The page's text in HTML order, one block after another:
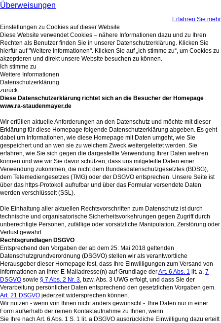
Überweisungen
Erfahren Sie mehr
Einstellungen zu Cookies auf dieser Website
Diese Website verwendet Cookies – nähere Informationen dazu und zu Ihren
Rechten als Benutzer finden Sie in unserer Datenschutzerklärung. Klicken Sie
hierfür auf "Weitere Informationen". Klicken Sie auf „Ich stimme zu“, um Cookies zu
akzeptieren und direkt unsere Website besuchen zu können.
Ich stimme zu
Weitere Informationen
Datenschutzerklärung
zurück
Diese Datenschutzerklärung richtet sich an die Besucher der Homepage
www.ra-staudenmayer.de
Wir erfüllen aktuelle Anforderungen an den Datenschutz und möchte mit dieser
Erklärung für diese Homepage folgende Datenschutzerklärung abgeben. Es geht
dabei um Informationen, wie diese Homepage mit Daten umgeht, wie Sie
gespeichert und an wen sie zu welchem Zweck weitergeleitet werden. Sie
erfahren, wie Sie sich gegen die dargestellte Verwendung Ihrer Daten wehren
können und wie wir Sie davor schützen, dass uns mitgeteilte Daten einer
Verwendung zukommen, die nicht dem Bundesdatenschutzgesetztes (BDSG),
dem Telemediengesetzes (TMG) oder der DSGVO entsprechen. Unsere Seite ist
über das https-Protokoll aufrufbar und über das Formular versendete Daten
werden verschlüsselt (SSL).
Die Einhaltung aller aktuellen Rechtsvorschriften zum Datenschutz ist durch
technische und organisatorische Sicherheitsvorkehrungen gegen Zugriff durch
unberechtigte Personen, zufällige oder vorsätzliche Manipulation, Zerstörung oder
Verlust gewahrt.
Rechtsgrundlagen DSGVO
Entsprechend den Vorgaben der ab dem 25. Mai 2018 geltenden
Datenschutzgrundverordnung (DSGVO) stellen wir als verantwortliche
Herausgeber dieser Homepage fest, dass Ihre Einwilligungen zum Versand von
Informationen an Ihrer E-Mailadresse(n) auf Grundlage derArt. 6 Abs. 1 lit. a, 7
DSGVO sowie § 7 Abs. 2 Nr. 3, bzw. Abs. 3 UWG erfolgt, und dass Sie der
Verarbeitung persönlicher Daten entsprechend den gesetzlichen Vorgaben gem.
Art. 21 DSGVO jederzeit widersprechen können.
Wir nutzen - wenn von Ihnen nicht anders gewünscht - Ihre Daten nur in einer
Form außerhalb der reinen Kontaktaufnahme zu Ihnen, wenn
Sie Ihre nach Art. 6 Abs. 1 S. 1 lit. a DSGVO ausdrückliche Einwilligung dazu erteilt